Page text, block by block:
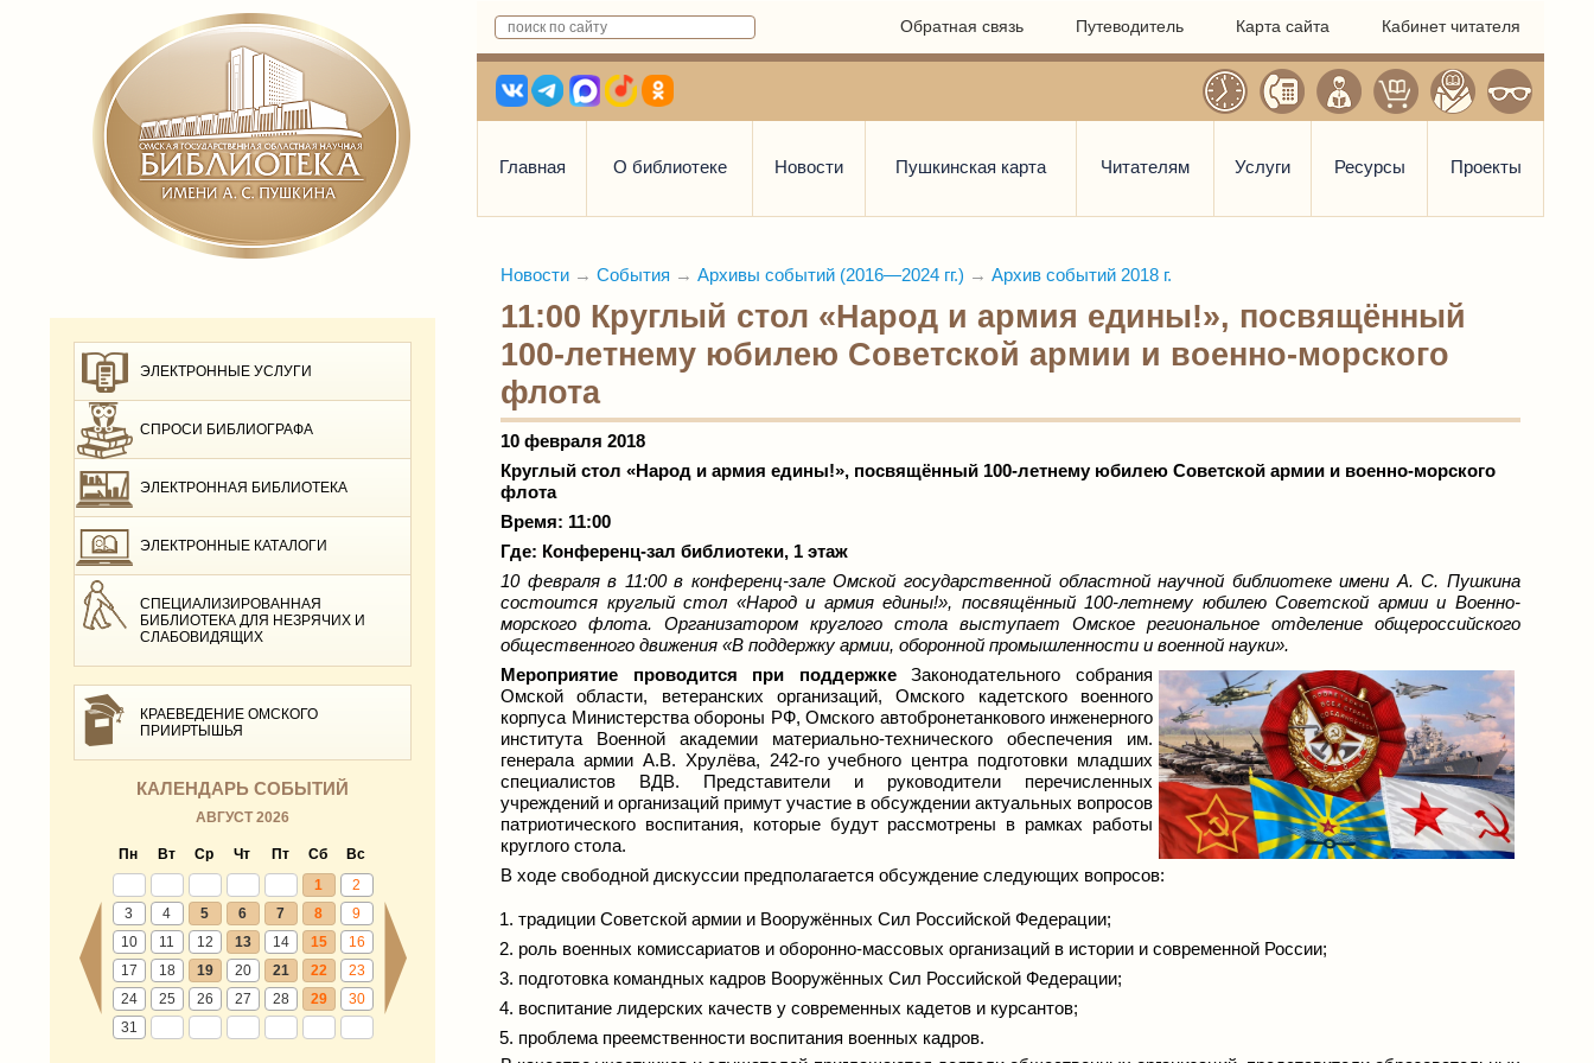
Обратная связь Путеводитель Карта сайта Кабинет читателя
Главная О библиотеке Новости Пушкинская карта Читателям Услуги Ресурсы Проекты
ЭЛЕКТРОННЫЕ УСЛУГИ
СПРОСИ БИБЛИОГРАФА
ЭЛЕКТРОННАЯ БИБЛИОТЕКА
ЭЛЕКТРОННЫЕ КАТАЛОГИ
СПЕЦИАЛИЗИРОВАННАЯ
БИБЛИОТЕКА ДЛЯ НЕЗРЯЧИХ И
СЛАБОВИДЯЩИХ
КРАЕВЕДЕНИЕ ОМСКОГО
ПРИИРТЫШЬЯ
КАЛЕНДАРЬ СОБЫТИЙ
АВГУСТ 2026
Пн Вт Ср Чт Пт Сб
Вс
1
2
3
4 5 6 7 8
9
10
11 12 13 14 15
16
17
18 19 20 21 22
23
24
25 26 27 28 29
30
31
Новости → События → Архивы событий (2016—2024 гг.) → Архив событий 2018 г.
11:00 Круглый стол «Народ и армия едины!», посвящённый
100-летнему юбилею Советской армии и военно-морского
флота
10 февраля 2018
Круглый стол «Народ и армия едины!», посвящённый 100-летнему юбилею Советской армии и военно-морского
флота
Время: 11:00
Где: Конференц-зал библиотеки, 1 этаж
10 февраля в 11:00 в конференц-зале Омской государственной областной научной библиотеке имени А. С. Пушкина
состоится круглый стол «Народ и армия едины!», посвящённый 100-летнему юбилею Советской армии и Военно-
морского флота. Организатором круглого стола выступает Омское региональное отделение общероссийского
общественного движения «В поддержку армии, оборонной промышленности и военной науки».
Мероприятие проводится при поддержкеЗаконодательного собрания
Омской области, ветеранских организаций, Омского кадетского военного
корпуса Министерства обороны РФ, Омского автобронетанкового инженерного
института Военной академии материально-технического обеспечения им.
генерала армии А.В. Хрулёва, 242-го учебного центра подготовки младших
специалистов ВДВ. Представители и руководители перечисленных
учреждений и организаций примут участие в обсуждении актуальных вопросов
патриотического воспитания, которые будут рассмотрены в рамках работы
круглого стола.
В ходе свободной дискуссии предполагается обсуждение следующих вопросов:
традиции Советской армии и Вооружённых Сил Российской Федерации;
роль военных комиссариатов и оборонно-массовых организаций в истории и современной России;
подготовка командных кадров Вооружённых Сил Российской Федерации;
воспитание лидерских качеств у современных кадетов и курсантов;
проблема преемственности воспитания военных кадров.